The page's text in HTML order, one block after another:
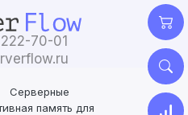
70-01
Серверные
память для